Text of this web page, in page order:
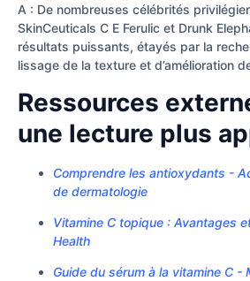
A : De nombreuses célébrités
SkinCeuticals C E Ferulic et Drunk
résultats puissants, étayés par la
lissage de la texture et d’amélioration
Ressources
une lecture plus
Comprendre les antioxydants -
de dermatologie
Vitamine C topique : Avantages
Health
Guide du sérum à la vitamine C -